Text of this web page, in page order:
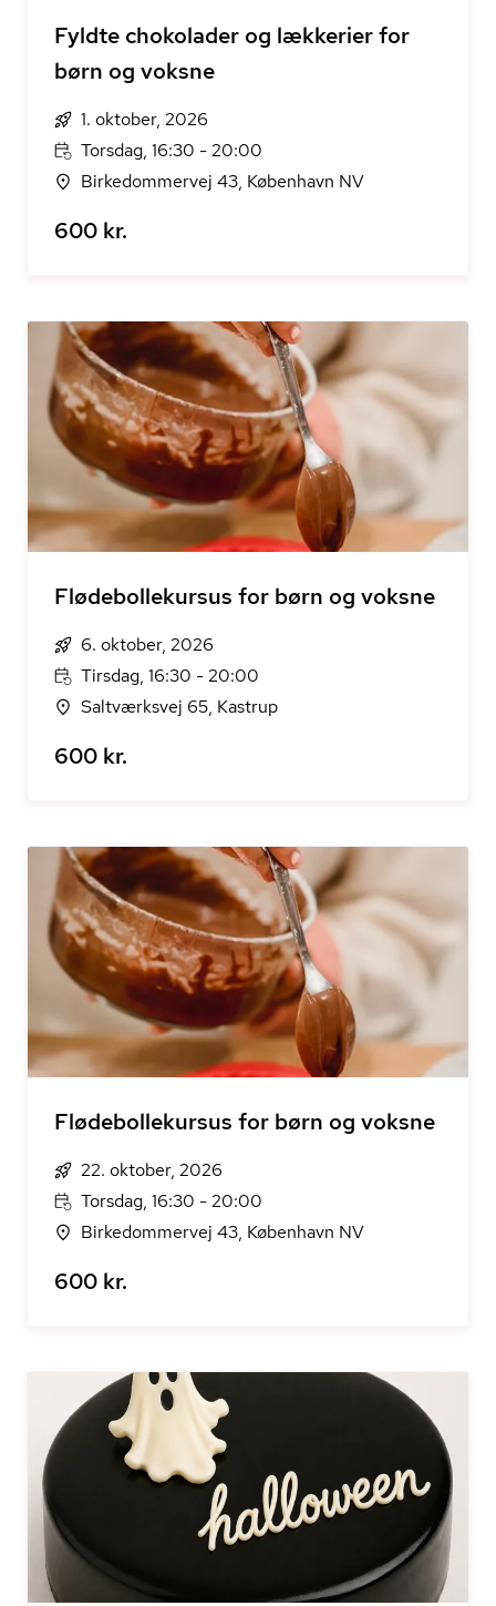
Fyldte chokolader og lækkerier for
børn og voksne
1. oktober, 2026
Torsdag, 16:30 - 20:00
Birkedommervej 43, København NV
600 kr.
Flødebollekursus for børn og voksne
6. oktober, 2026
Tirsdag, 16:30 - 20:00
Saltværksvej 65, Kastrup
600 kr.
Flødebollekursus for børn og voksne
22. oktober, 2026
Torsdag, 16:30 - 20:00
Birkedommervej 43, København NV
600 kr.